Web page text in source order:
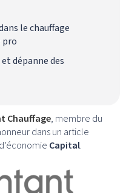
Chauffage , membre du
dans un article
Capital
le chauffage
pro
dépanne des